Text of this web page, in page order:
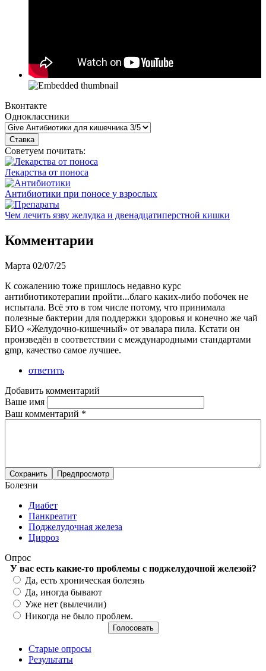
Вконтакте
Одноклассники
Советуем почитать:
Лекарства от поноса
Антибиотики при поносе у взрослых
Чем лечить язву желудка и двенадцатиперстной кишки
Комментарии
Марта 02/07/25
К сожалению тоже пришлось недавно курс
антибиотикотерапии пройти...благо каких-либо побочек не
испытала. Всё это в том числе потому, что принимала
полезные бактерии для поддержки здоровья и конечно же чай
БИО «Желудочно-кишечный» от эвалара пила. Кстати он
произведён в соответствии с международными стандартами
gmp, качество самое лучшее.
ответить
Добавить комментарий
Ваше имя
Ваш комментарий *
Болезни
Диабет
Панкреатит
Поджелудочная железа
Цирроз
Опрос
У вас есть какие-то проблемы с поджелудочной железой?
Варианты
Да, есть хроническая болезнь
Да, иногда бывают
Уже нет (вылечили)
Никогда не было проблем.
Старые опросы
Результаты